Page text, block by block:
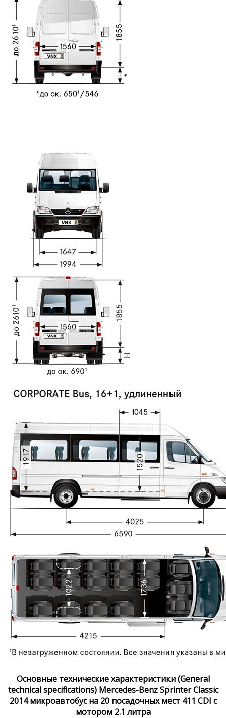
Основные технические характеристики (General
technical specifications) Mercedes-Benz Sprinter Classic
2014 микроавтобус на 20 посадочных мест 411 CDI с
мотором 2.1 литра